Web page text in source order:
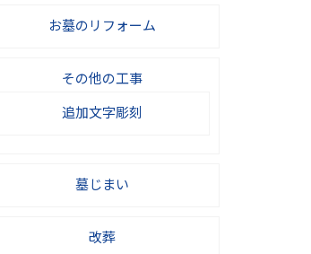
お墓のリフォーム
その他の工事
追加文字彫刻
墓じまい
改葬